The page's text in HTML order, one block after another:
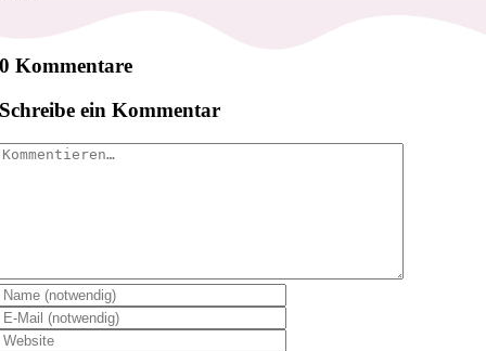
0 Kommentare
Schreibe ein Kommentar